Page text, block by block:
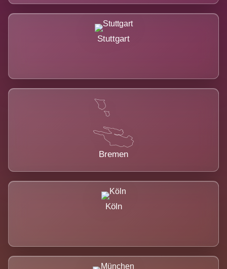
Stuttgart
Bremen
Köln